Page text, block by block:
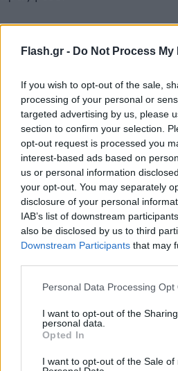
Flash.gr - Do Not Process
If you wish to opt-out of the sale,
processing of your personal or
targeted advertising by us, please
section to confirm your selection.
opt-out request is processed you
interest-based ads based on
us or personal information
your opt-out. You may separately
disclosure of your personal
IAB’s list of downstream
also be disclosed by us to third
Downstream Participants that may
Please note that this website/app
not limited to your visit or usage
grant or deny consent to Google
use your data for below specified
consent section.
Personal Data Processing Opt
I want to opt-out of the
personal data.
Opted In
I want to opt-out of the Sale of